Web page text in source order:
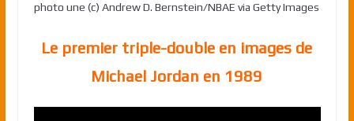
photo une (c) Andrew D. Bernstein/NBAE via Getty Images
Le premier triple-double en images de
Michael Jordan en 1989